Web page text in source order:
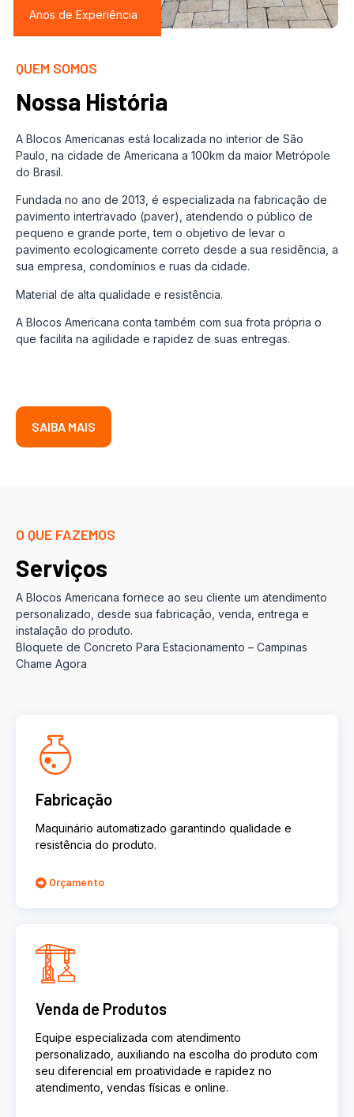
QUEM SOMOS
Nossa História
A Blocos Americanas está localizada no interior de São
Paulo, na cidade de Americana a 100km da maior Metrópole
do Brasil.
Fundada no ano de 2013, é especializada na fabricação de
pavimento intertravado (paver), atendendo o público de
pequeno e grande porte, tem o objetivo de levar o
pavimento ecologicamente correto desde a sua residência, a
sua empresa, condomínios e ruas da cidade.
Material de alta qualidade e resistência.
A Blocos Americana conta também com sua frota própria o
que facilita na agilidade e rapidez de suas entregas.
SAIBA MAIS
Anos de Experiência
O QUE FAZEMOS
Serviços
A Blocos Americana fornece ao seu cliente um atendimento
personalizado, desde sua fabricação, venda, entrega e
instalação do produto.
Bloquete de Concreto Para Estacionamento – Campinas
Chame Agora
Fabricação
Maquinário automatizado garantindo qualidade e
resistência do produto.
Orçamento
Venda de Produtos
Equipe especializada com atendimento
personalizado, auxiliando na escolha do produto com
seu diferencial em proatividade e rapidez no
atendimento, vendas físicas e online.